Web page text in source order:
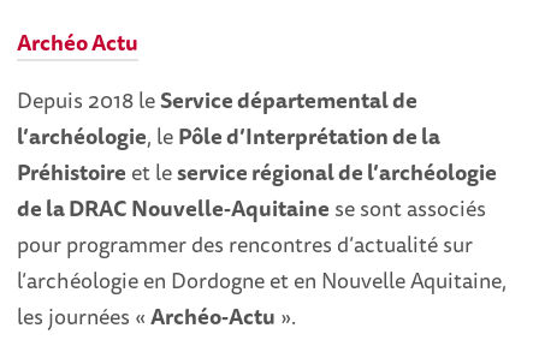
Archéo Actu
Depuis 2018 leService départemental de
l’archéologie, lePôle d’Interprétation de la
Préhistoire et leservice régional de l’archéologie
de la DRAC Nouvelle‐Aquitaine se sont associés
pour programmer des rencontres d’actualité sur
l’archéologie en Dordogne et en Nouvelle Aquitaine,
les journées «Archéo‐Actu ».